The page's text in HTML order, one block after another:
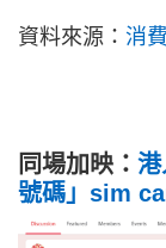
資料來源： 消
同場加映： 港
號碼」sim